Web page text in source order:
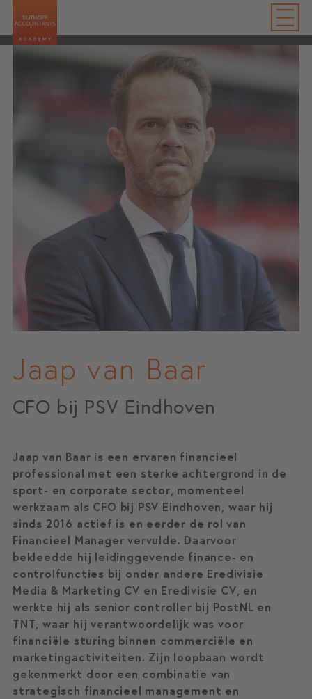
Jaap van Baar
CFO bij PSV Eindhoven
Jaap van Baar is een ervaren financieel
professional met een sterke achtergrond in de
sport- en corporate sector, momenteel
werkzaam als CFO bij PSV Eindhoven, waar hij
sinds 2016 actief is en eerder de rol van
Financieel Manager vervulde. Daarvoor
bekleedde hij leidinggevende finance- en
controlfuncties bij onder andere Eredivisie
Media & Marketing CV en Eredivisie CV, en
werkte hij als senior controller bij PostNL en
TNT, waar hij verantwoordelijk was voor
financiële sturing binnen commerciële en
marketingactiviteiten. Zijn loopbaan wordt
gekenmerkt door een combinatie van
strategisch financieel management en